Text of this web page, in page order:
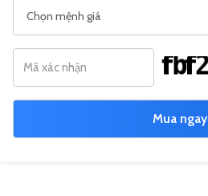
Mua ngay